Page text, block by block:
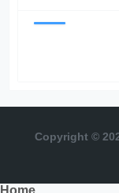
Copyright ©
Home